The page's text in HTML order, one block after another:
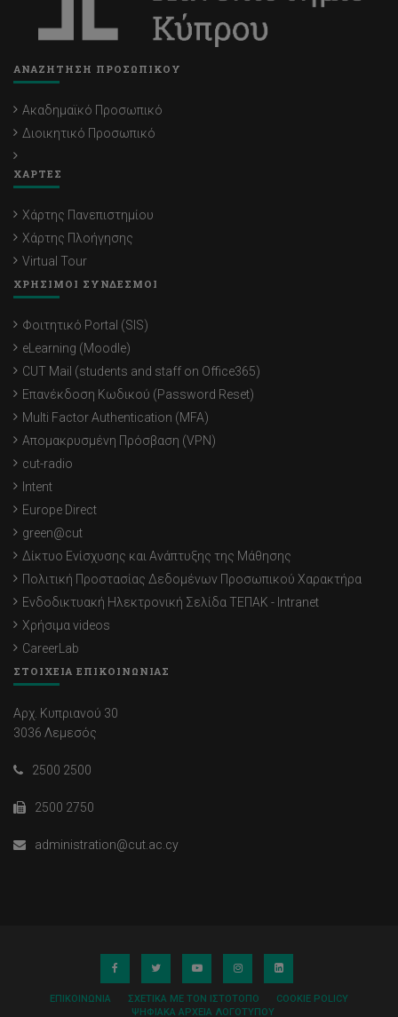
ΑΝΑΖΗΤΗΣΗ ΠΡΟΣΩΠΙΚΟΥ
Ακαδημαϊκό Προσωπικό
Διοικητικό Προσωπικό
ΧΑΡΤΕΣ
Χάρτης Πανεπιστημίου
Χάρτης Πλοήγησης
Virtual Tour
ΧΡΗΣΙΜΟΙ ΣΥΝΔΕΣΜΟΙ
Φοιτητικό Portal (SIS)
eLearning (Moodle)
CUT Mail (students and staff on Office365)
Επανέκδοση Κωδικού (Password Reset)
Multi Factor Authentication (MFA)
Απομακρυσμένη Πρόσβαση (VPN)
cut-radio
Intent
Europe Direct
green@cut
Δίκτυο Ενίσχυσης και Ανάπτυξης της Μάθησης
Πολιτική Προστασίας Δεδομένων Προσωπικού Χαρακτήρα
Ενδοδικτυακή Ηλεκτρονική Σελίδα ΤΕΠΑΚ - Intranet
Χρήσιμα videos
CareerLab
ΣΤΟΙΧΕΙΑ ΕΠΙΚΟΙΝΩΝΙΑΣ
Αρχ. Κυπριανού 30
3036 Λεμεσός
2500 2500
2500 2750
administration@cut.ac.cy
ΕΠΙΚΟΙΝΩΝΊΑ ΣΧΕΤΙΚΆ ΜΕ ΤΟΝ ΙΣΤΌΤΟΠΟ
COOKIE POLICY
ΨΗΦΙΑΚΆ ΑΡΧΕΊΑ ΛΟΓΌΤΥΠΟΥ